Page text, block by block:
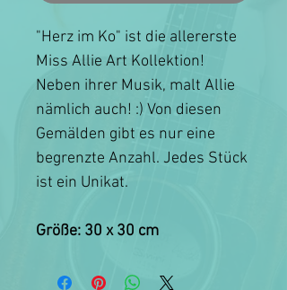
"Herz im Ko" ist die allererste
Miss Allie Art Kollektion!
Neben ihrer Musik, malt Allie
nämlich auch! :) Von diesen
Gemälden gibt es nur eine
begrenzte Anzahl. Jedes Stück
ist ein Unikat.
Größe: 30 x 30 cm